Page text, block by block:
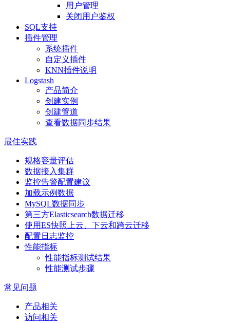
用户管理
关闭用户鉴权
SQL支持
插件管理
系统插件
自定义插件
KNN插件说明
Logstash
产品简介
创建实例
创建管道
查看数据同步结果
最佳实践
规格容量评估
数据接入集群
监控告警配置建议
加载示例数据
MySQL数据同步
第三方Elasticsearch数据迁移
使用ES快照上云、下云和跨云迁移
配置日志监控
性能指标
性能指标测试结果
性能测试步骤
常见问题
产品相关
访问相关